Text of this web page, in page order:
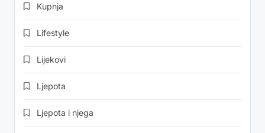
Kupnja
Lifestyle
Lijekovi
Ljepota
Ljepota i njega